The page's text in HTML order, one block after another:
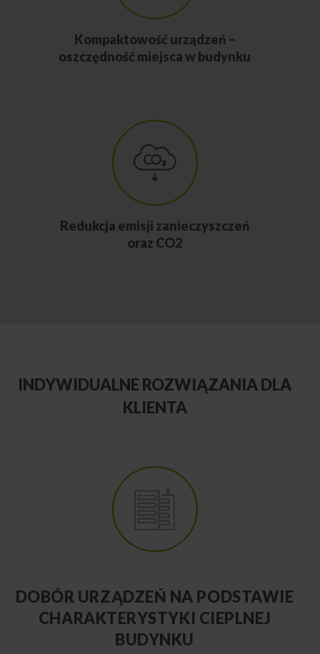
Kompaktowość urządzeń –
oszczędność miejsca w budynku
Redukcja emisji zanieczyszczeń
oraz CO2
INDYWIDUALNE ROZWIĄZANIA DLA
KLIENTA
DOBÓR URZĄDZEŃ NA PODSTAWIE
CHARAKTERYSTYKI CIEPLNEJ
BUDYNKU